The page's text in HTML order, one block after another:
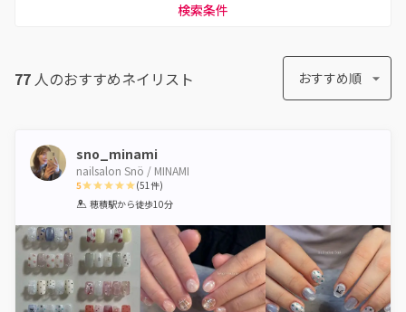
検索条件
77 人のおすすめネイリスト おすすめ順
sno_minami
nailsalon Snö / MINAMI
5
1 2 3 4 5
(51件)
穂積駅から徒歩10分